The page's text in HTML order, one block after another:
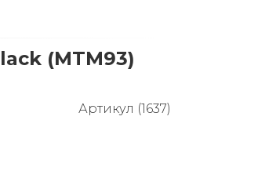
(MTM93)
Артикул (1637)